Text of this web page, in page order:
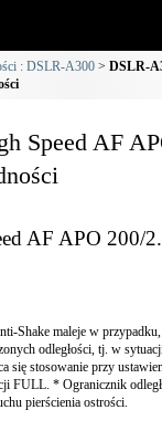
: DSLR-A300
DSLR-
Speed AF
AF APO 200/
Shake maleje w
odległości, tj. w
się stosowanie przy
FULL. * Ogranicznik
pierścienia ostrości.